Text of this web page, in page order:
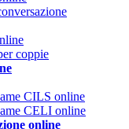
coppie
CILS online
CELI online
online